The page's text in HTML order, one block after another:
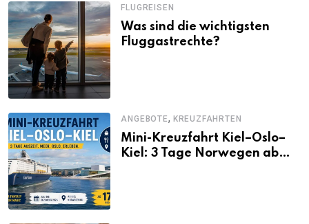
FLUGREISEN
Was sind die wichtigsten
Fluggastrechte?
ANGEBOTE, KREUZFAHRTEN
Mini-Kreuzfahrt Kiel–Oslo–
Kiel: 3 Tage Norwegen ab